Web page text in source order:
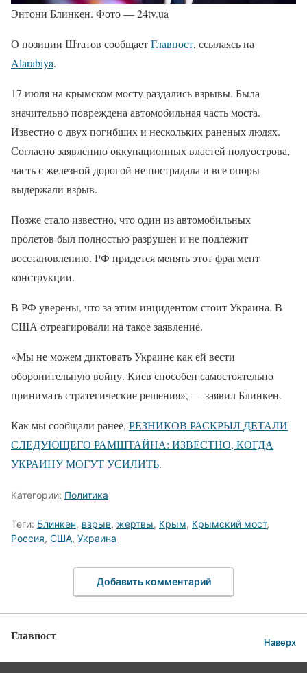
Энтони Блинкен. Фото — 24tv.ua
О позиции Штатов сообщаетГлавпост, ссылаясь на
Alarabiya.
17 июля на крымском мосту раздались взрывы. Была
значительно повреждена автомобильная часть моста.
Известно о двух погибших и нескольких раненых людях.
Согласно заявлению оккупационных властей полуострова,
часть с железной дорогой не пострадала и все опоры
выдержали взрыв.
Позже стало известно, что один из автомобильных
пролетов был полностью разрушен и не подлежит
восстановлению. РФ придется менять этот фрагмент
конструкции.
В РФ уверены, что за этим инцидентом стоит Украина. В
США отреагировали на такое заявление.
«Мы не можем диктовать Украине как ей вести
оборонительную войну. Киев способен самостоятельно
принимать стратегические решения», — заявил Блинкен.
Как мы сообщали ранее, РЕЗНИКОВ РАСКРЫЛ ДЕТАЛИ
СЛЕДУЮЩЕГО РАМШТАЙНА: ИЗВЕСТНО, КОГДА
УКРАИНУ МОГУТ УСИЛИТЬ.
Категории: Политика
Теги: Блинкен, взрыв, жертвы, Крым, Крымский мост,
Россия, США, Украина
Добавить комментарий
Главпост Наверх